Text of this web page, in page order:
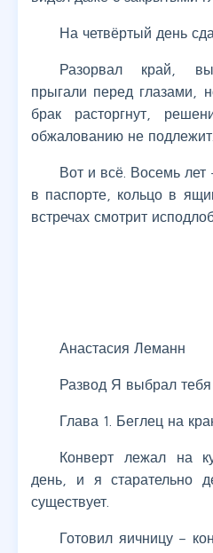
На четвёртый день
Разорвал край,
прыгали перед глазами,
брак расторгнут,
обжалованию не подлежит.
Вот и всё. Восемь
в паспорте, кольцо в
встречах смотрит
Анастасия Леманн
Развод Я выбрал тебя
Глава 1. Беглец на
Конверт лежал на
день, и я старательно
существует.
Готовил яичницу –